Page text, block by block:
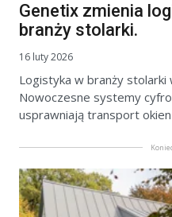
Genetix zmienia
branży stolarki.
16 luty 2026
Logistyka w branży stolarki
Nowoczesne systemy
usprawniają transport